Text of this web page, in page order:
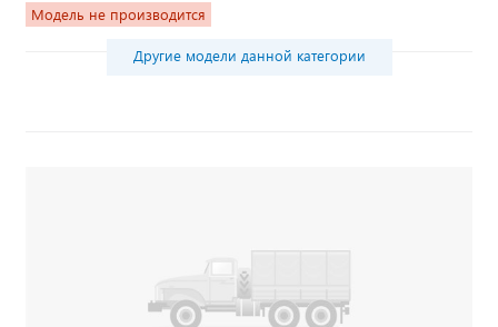
Модель не производится
Другие модели данной категории